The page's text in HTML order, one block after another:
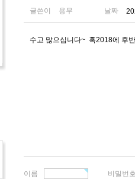
글쓴이 용무 날짜
수고 많으십니다~ 혹2018에 후
이름 비밀번